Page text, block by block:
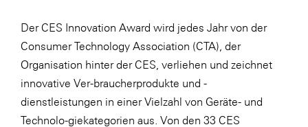
OMV
OptimaMed
PAGRO
PHH Rechtsanwält:innen
Der CES Innovation Award wird jedes Jahr von der
Consumer Technology Association (CTA), der
Organisation hinter der CES, verliehen und zeichnet
innovative Ver-braucherprodukte und -
dienstleistungen in einer Vielzahl von Geräte- und
Technolo-giekategorien aus. Von den 33 CES